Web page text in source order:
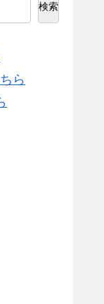
検索
ら